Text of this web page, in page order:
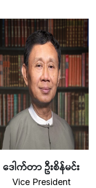
ဒေါက်တာ ဦးစိန်မင်း
Vice President